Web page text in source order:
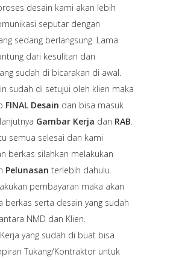
desain kami akan lebih
seputar dengan
sedang berlangsung. Lama
dari kesulitan dan
sudah di bicarakan di awal.
sudah di setujui oleh klien maka
FINAL Desain dan bisa masuk
Gambar Kerja dan RAB.
semua selesai dan kami
berkas silahkan melakukan
Pelunasan terlebih dahulu.
pembayaran maka akan
berkas serta desain yang sudah
NMD dan Klien.
yang sudah di buat bisa
Tukang/Kontraktor untuk